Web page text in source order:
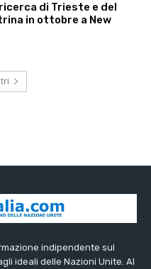
di Trieste e del
in ottobre a New
indipendente sul
ideali delle Nazioni Unite. Al